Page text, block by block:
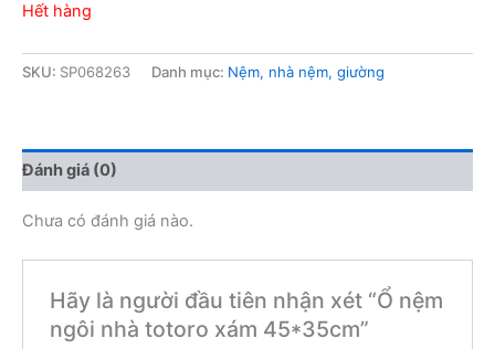
Hết hàng
SKU: SP068263 Danh mục: Nệm, nhà nệm, giường
Đánh giá (0)
Chưa có đánh giá nào.
Hãy là người đầu tiên nhận xét “Ổ nệm
ngôi nhà totoro xám 45*35cm”